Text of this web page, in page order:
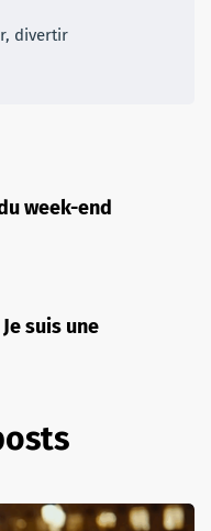
divertir
week-end
suis une